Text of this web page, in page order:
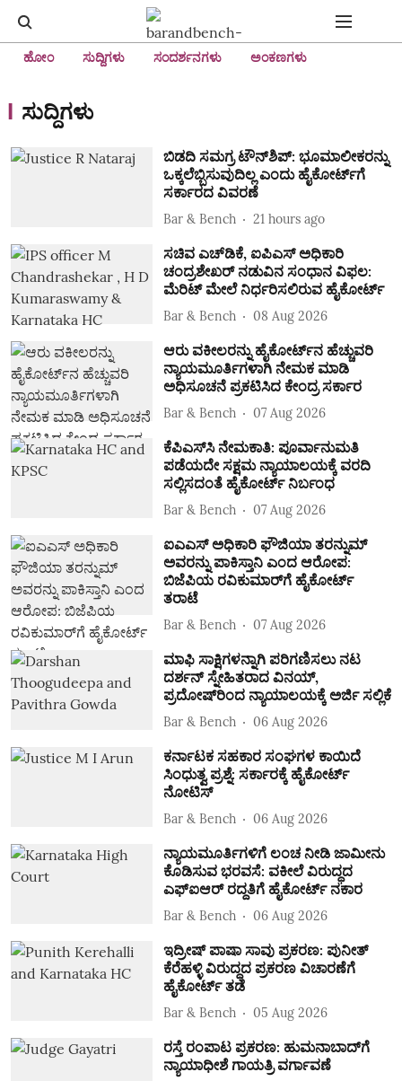
ಹೋಂ ಸುದ್ದಿಗಳು ಸಂದರ್ಶನಗಳು ಅಂಕಣಗಳು
ಸುದ್ದಿಗಳು
ಬಿಡದಿ ಸಮಗ್ರ ಟೌನ್‌ಶಿಪ್‌: ಭೂಮಾಲೀಕರನ್ನು
ಒಕ್ಕಲೆಬ್ಬಿಸುವುದಿಲ್ಲ ಎಂದು ಹೈಕೋರ್ಟ್‌ಗೆ
ಸರ್ಕಾರದ ವಿವರಣೆ
Bar & Bench 21 hours ago
ಸಚಿವ ಎಚ್‌ಡಿಕೆ, ಐಪಿಎಸ್‌ ಅಧಿಕಾರಿ
ಚಂದ್ರಶೇಖರ್ ನಡುವಿನ ಸಂಧಾನ ವಿಫಲ:
ಮೆರಿಟ್‌ ಮೇಲೆ ನಿರ್ಧರಿಸಲಿರುವ ಹೈಕೋರ್ಟ್‌
Bar & Bench 08 Aug 2026
ಆರು ವಕೀಲರನ್ನು ಹೈಕೋರ್ಟ್‌ನ ಹೆಚ್ಚುವರಿ
ನ್ಯಾಯಮೂರ್ತಿಗಳಾಗಿ ನೇಮಕ ಮಾಡಿ
ಅಧಿಸೂಚನೆ ಪ್ರಕಟಿಸಿದ ಕೇಂದ್ರ ಸರ್ಕಾರ
Bar & Bench 07 Aug 2026
ಕೆಪಿಎಸ್‌ಸಿ ನೇಮಕಾತಿ: ಪೂರ್ವಾನುಮತಿ
ಪಡೆಯದೇ ಸಕ್ಷಮ ನ್ಯಾಯಾಲಯಕ್ಕೆ ವರದಿ
ಸಲ್ಲಿಸದಂತೆ ಹೈಕೋರ್ಟ್‌ ನಿರ್ಬಂಧ
Bar & Bench 07 Aug 2026
ಐಎಎಸ್‌ ಅಧಿಕಾರಿ ಫೌಜಿಯಾ ತರನ್ನುಮ್‌
ಅವರನ್ನು ಪಾಕಿಸ್ತಾನಿ ಎಂದ ಆರೋಪ:
ಬಿಜೆಪಿಯ ರವಿಕುಮಾರ್‌ಗೆ ಹೈಕೋರ್ಟ್‌
ತರಾಟೆ
Bar & Bench 07 Aug 2026
ಮಾಫಿ ಸಾಕ್ಷಿಗಳನ್ನಾಗಿ ಪರಿಗಣಿಸಲು ನಟ
ದರ್ಶನ್‌ ಸ್ನೇಹಿತರಾದ ವಿನಯ್‌,
ಪ್ರದೋಷ್‌ರಿಂದ ನ್ಯಾಯಾಲಯಕ್ಕೆ ಅರ್ಜಿ ಸಲ್ಲಿಕೆ
Bar & Bench 06 Aug 2026
ಕರ್ನಾಟಕ ಸಹಕಾರ ಸಂಘಗಳ ಕಾಯಿದೆ
ಸಿಂಧುತ್ವ ಪ್ರಶ್ನೆ: ಸರ್ಕಾರಕ್ಕೆ ಹೈಕೋರ್ಟ್‌
ನೋಟಿಸ್‌
Bar & Bench 06 Aug 2026
ನ್ಯಾಯಮೂರ್ತಿಗಳಿಗೆ ಲಂಚ ನೀಡಿ ಜಾಮೀನು
ಕೊಡಿಸುವ ಭರವಸೆ: ವಕೀಲೆ ವಿರುದ್ಧದ
ಎಫ್‌ಐಆರ್‌ ರದ್ದತಿಗೆ ಹೈಕೋರ್ಟ್‌ ನಕಾರ
Bar & Bench 06 Aug 2026
ಇದ್ರೀಷ್‌ ಪಾಷಾ ಸಾವು ಪ್ರಕರಣ: ಪುನೀತ್‌
ಕೆರೆಹಳ್ಳಿ ವಿರುದ್ಧದ ಪ್ರಕರಣ ವಿಚಾರಣೆಗೆ
ಹೈಕೋರ್ಟ್‌ ತಡೆ
Bar & Bench 05 Aug 2026
ರಸ್ತೆ ರಂಪಾಟ ಪ್ರಕರಣ: ಹುಮನಾಬಾದ್‌ಗೆ
ನ್ಯಾಯಾಧೀಶೆ ಗಾಯತ್ರಿ ವರ್ಗಾವಣೆ